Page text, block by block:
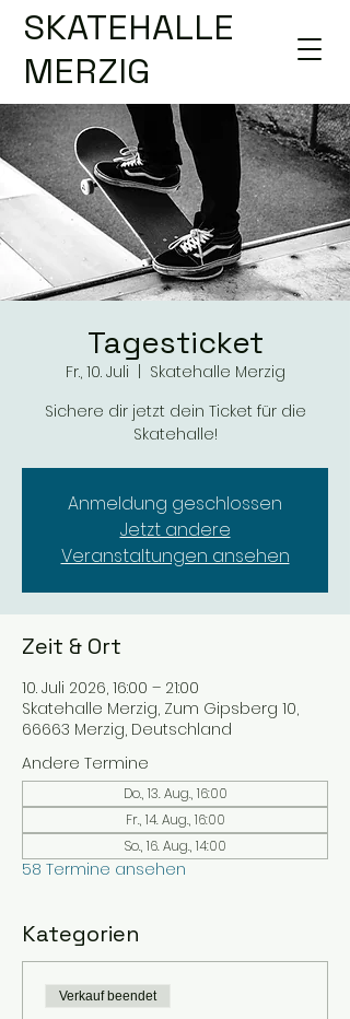
SKATEHALLE
MERZIG
Tagesticket
Fr., 10. Juli
Skatehalle Merzig
Sichere dir jetzt dein Ticket für die
Skatehalle!
Anmeldung geschlossen
Jetzt andere
Veranstaltungen ansehen
Zeit & Ort
10. Juli 2026, 16:00 – 21:00
Skatehalle Merzig, Zum Gipsberg 10,
66663 Merzig, Deutschland
Andere Termine
Do., 13. Aug., 16:00
Fr., 14. Aug., 16:00
So., 16. Aug., 14:00
58 Termine ansehen
Kategorien
Verkauf beendet